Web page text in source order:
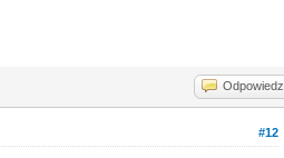
Odpowiedz
#12